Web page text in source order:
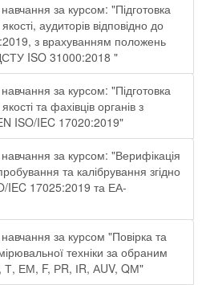
за курсом: "Підготовка
аудиторів відповідно до
з врахуванням положень
ISO 31000:2018 "
за курсом: "Підготовка
та фахівців органів з
ISO/IEC 17020:2019"
за курсом: "Верифікація
та калібрування згідно
IEC 17025:2019 та ЕА-
за курсом "Повірка та
техніки за обраним
ЕМ, F, РR, ІR, АUV, QМ"